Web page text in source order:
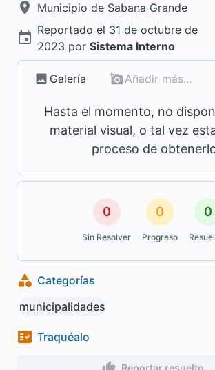
Municipio de Sabana Grande
Reportado el 31 de octubre de
2023 por Sistema Interno
Galería Añadir más...
Hasta el momento, no
material visual, o tal vez
proceso de
0
Sin Resolver
0
Progreso
0
Categorías
municipalidades
Traquéalo
Reportar resuelto